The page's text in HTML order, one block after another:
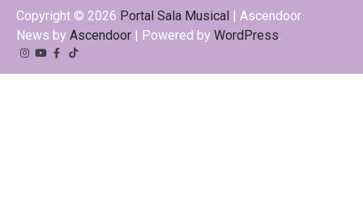
Copyright © 2026 Portal Sala Musical
| Ascendoor
News by Ascendoor | Powered by WordPress.
Instagram
YouTube
Facebook
Tiktok